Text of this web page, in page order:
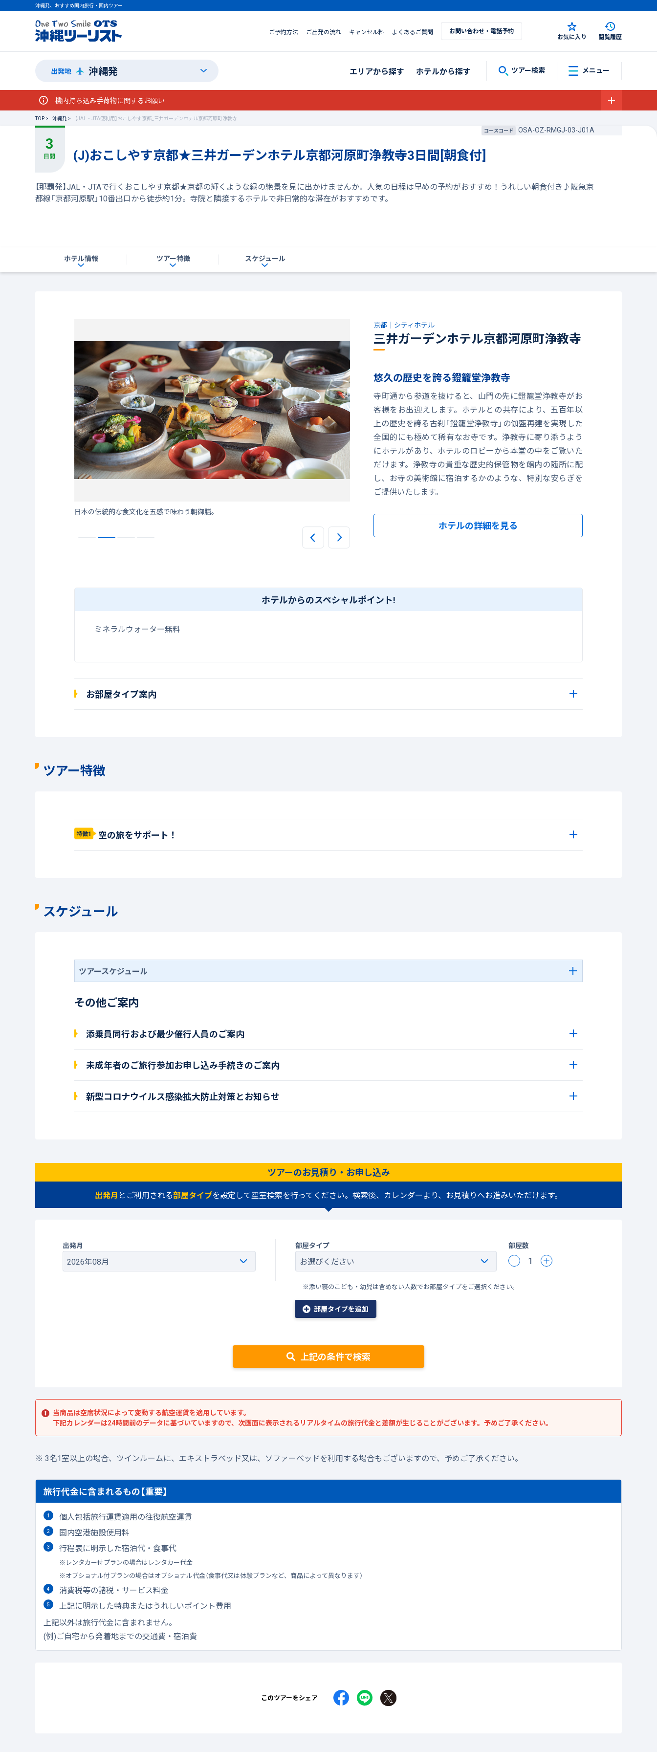
沖縄発、おすすめ国内旅行・国内ツアー
ご予約方法 ご出発の流れ キャンセル料 よくあるご質問 お問い合わせ・電話予約
お気に入り 閲覧履歴
出発地 沖縄発 エリアから探す ホテルから探す ツアー検索 メニュー
機内持ち込み手荷物に関するお願い
TOP 沖縄発
【JAL・JTA便利用】おこしやす京都_三井ガーデンホテル京都河原町浄教寺
コースコード
OSA-OZ-RMGJ-03-J01A
(J)おこしやす京都★三井ガーデンホテル京都河原町浄教寺3日間[朝食付]
【那覇発】JAL・JTAで行くおこしやす京都★京都の輝くような緑の絶景を見に出かけませんか。人気の日程は早めの予約がおすすめ！うれしい朝食付き♪阪急京
都線「京都河原駅」10番出口から徒歩約1分。寺院と隣接するホテルで非日常的な滞在がおすすめです。
ホテル情報 ツアー特徴 スケジュール
京都｜シティホテル
三井ガーデンホテル京都河原町浄教寺
悠久の歴史を誇る鐙籠堂浄教寺
寺町通から参道を抜けると、山門の先に鐙籠堂浄教寺がお
客様をお出迎えします。ホテルとの共存により、五百年以
上の歴史を誇る古刹「鐙籠堂浄教寺」の伽藍再建を実現した
全国的にも極めて稀有なお寺です。浄教寺に寄り添うよう
にホテルがあり、ホテルのロビーから本堂の中をご覧いた
だけます。浄教寺の貴重な歴史的保管物を館内の随所に配
し、お寺の美術館に宿泊するかのような、特別な安らぎを
ご提供いたします。
ホテルの詳細を見る
日本の伝統的な食文化を五感で味わう朝御膳。
ホテルからのスペシャルポイント!
ミネラルウォーター無料
お部屋タイプ案内
ツアー特徴
特徴1 空の旅をサポート！
スケジュール
ツアースケジュール
その他ご案内
添乗員同行および最少催行人員のご案内
未成年者のご旅行参加お申し込み手続きのご案内
新型コロナウイルス感染拡大防止対策とお知らせ
ツアーのお見積り・お申し込み
出発月 とご利用される部屋タイプを設定して空室検索を行ってください。検索後、カレンダーより、お見積りへお進みいただけます。
出発月 部屋タイプ 部屋数
1
※添い寝のこども・幼児は含めない人数でお部屋タイプをご選択ください。
部屋タイプを追加
上記の条件で検索
当商品は空席状況によって変動する航空運賃を適用しています。
下記カレンダーは24時間前のデータに基づいていますので、次画面に表示されるリアルタイムの旅行代金と差額が生じることがございます。予めご了承ください。
3名1室以上の場合、ツインルームに、エキストラベッド又は、ソファーベッドを利用する場合もございますので、予めご了承ください。
旅行代金に含まれるもの【重要】
個人包括旅行運賃適用の往復航空運賃
国内空港施設使用料
行程表に明示した宿泊代・食事代
レンタカー付プランの場合はレンタカー代金
オプショナル付プランの場合はオプショナル代金（食事代又は体験プランなど、商品によって異なります）
消費税等の諸税・サービス料金
上記に明示した特典またはうれしいポイント費用
上記以外は旅行代金に含まれません。
(例)ご自宅から発着地までの交通費・宿泊費
このツアーをシェア